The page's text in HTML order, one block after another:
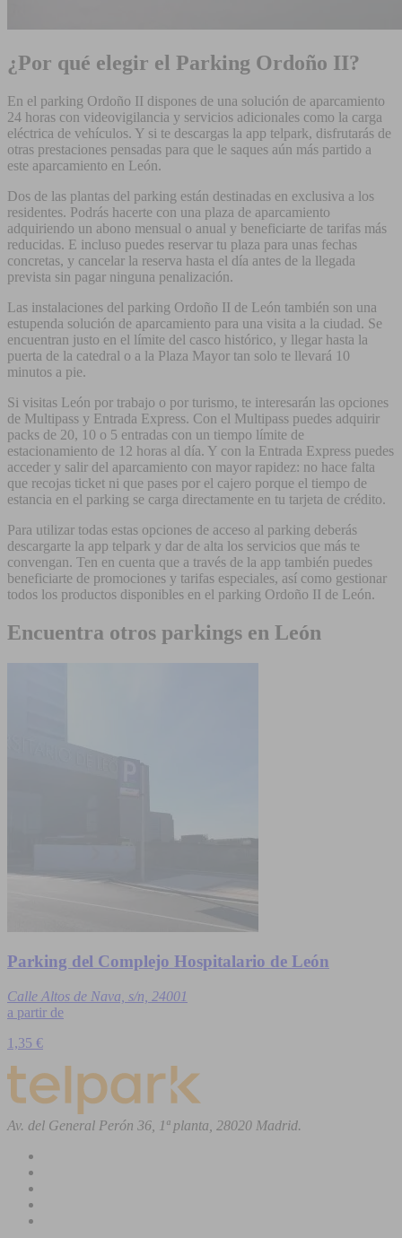
¿Por qué elegir el Parking Ordoño II?
En el parking Ordoño II dispones de una solución de aparcamiento
24 horas con videovigilancia y servicios adicionales como la carga
eléctrica de vehículos. Y si te descargas la app telpark, disfrutarás de
otras prestaciones pensadas para que le saques aún más partido a
este aparcamiento en León.
Dos de las plantas del parking están destinadas en exclusiva a los
residentes. Podrás hacerte con una plaza de aparcamiento
adquiriendo un abono mensual o anual y beneficiarte de tarifas más
reducidas. E incluso puedes reservar tu plaza para unas fechas
concretas, y cancelar la reserva hasta el día antes de la llegada
prevista sin pagar ninguna penalización.
Las instalaciones del parking Ordoño II de León también son una
estupenda solución de aparcamiento para una visita a la ciudad. Se
encuentran justo en el límite del casco histórico, y llegar hasta la
puerta de la catedral o a la Plaza Mayor tan solo te llevará 10
minutos a pie.
Si visitas León por trabajo o por turismo, te interesarán las opciones
de Multipass y Entrada Express. Con el Multipass puedes adquirir
packs de 20, 10 o 5 entradas con un tiempo límite de
estacionamiento de 12 horas al día. Y con la Entrada Express puedes
acceder y salir del aparcamiento con mayor rapidez: no hace falta
que recojas ticket ni que pases por el cajero porque el tiempo de
estancia en el parking se carga directamente en tu tarjeta de crédito.
Para utilizar todas estas opciones de acceso al parking deberás
descargarte la app telpark y dar de alta los servicios que más te
convengan. Ten en cuenta que a través de la app también puedes
beneficiarte de promociones y tarifas especiales, así como gestionar
todos los productos disponibles en el parking Ordoño II de León.
Encuentra otros parkings en León
Parking del Complejo Hospitalario de León
Calle Altos de Nava, s/n, 24001
a partir de
1,35 €
Av. del General Perón 36, 1ª planta, 28020 Madrid.